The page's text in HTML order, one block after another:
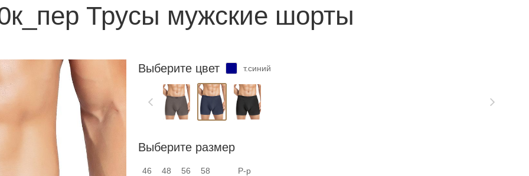
Трусы мужские шорты
Выберите цвет т.синий
Выберите размер
46 48 56 58 Р-р